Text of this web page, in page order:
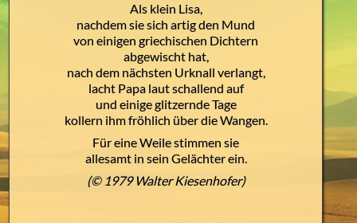
Als klein Lisa,
nachdem sie sich artig den Mund
von einigen griechischen Dichtern
abgewischt hat,
nach dem nächsten Urknall verlangt,
lacht Papa laut schallend auf
und einige glitzernde Tage
kollern ihm fröhlich über die Wangen.
Für eine Weile stimmen sie
allesamt in sein Gelächter ein.
(© 1979 Walter Kiesenhofer)